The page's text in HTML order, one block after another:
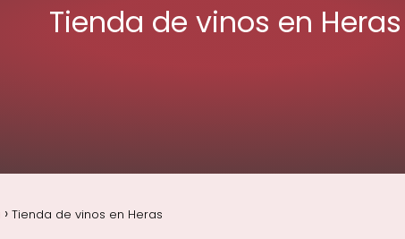
Tienda de vinos en Heras
Tienda de vinos en Heras